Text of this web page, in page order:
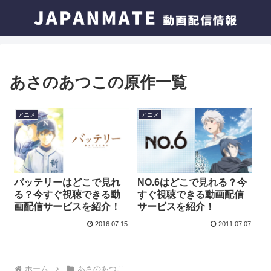
あさのあつこの原作一覧
アニメ
バッテリーはどこで見れ
る？今すぐ視聴できる動
画配信サービスを紹介！
2016.07.15
アニメ
NO.6はどこで見れる？今
すぐ視聴できる動画配信
サービスを紹介！
2011.07.07
ホーム あさのあつこ